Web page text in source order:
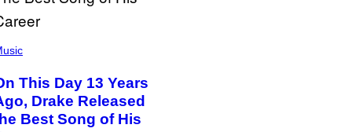
This Day 13 Years
Drake Released
Best Song of His